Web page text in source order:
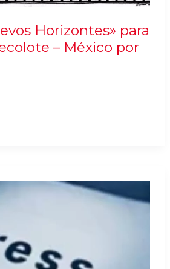
Horizontes» para
– México por